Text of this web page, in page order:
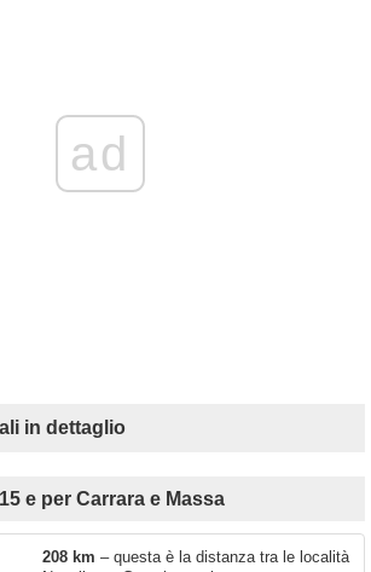
ad
in dettaglio
e per Carrara e Massa
208 km – questa è la distanza tra le località